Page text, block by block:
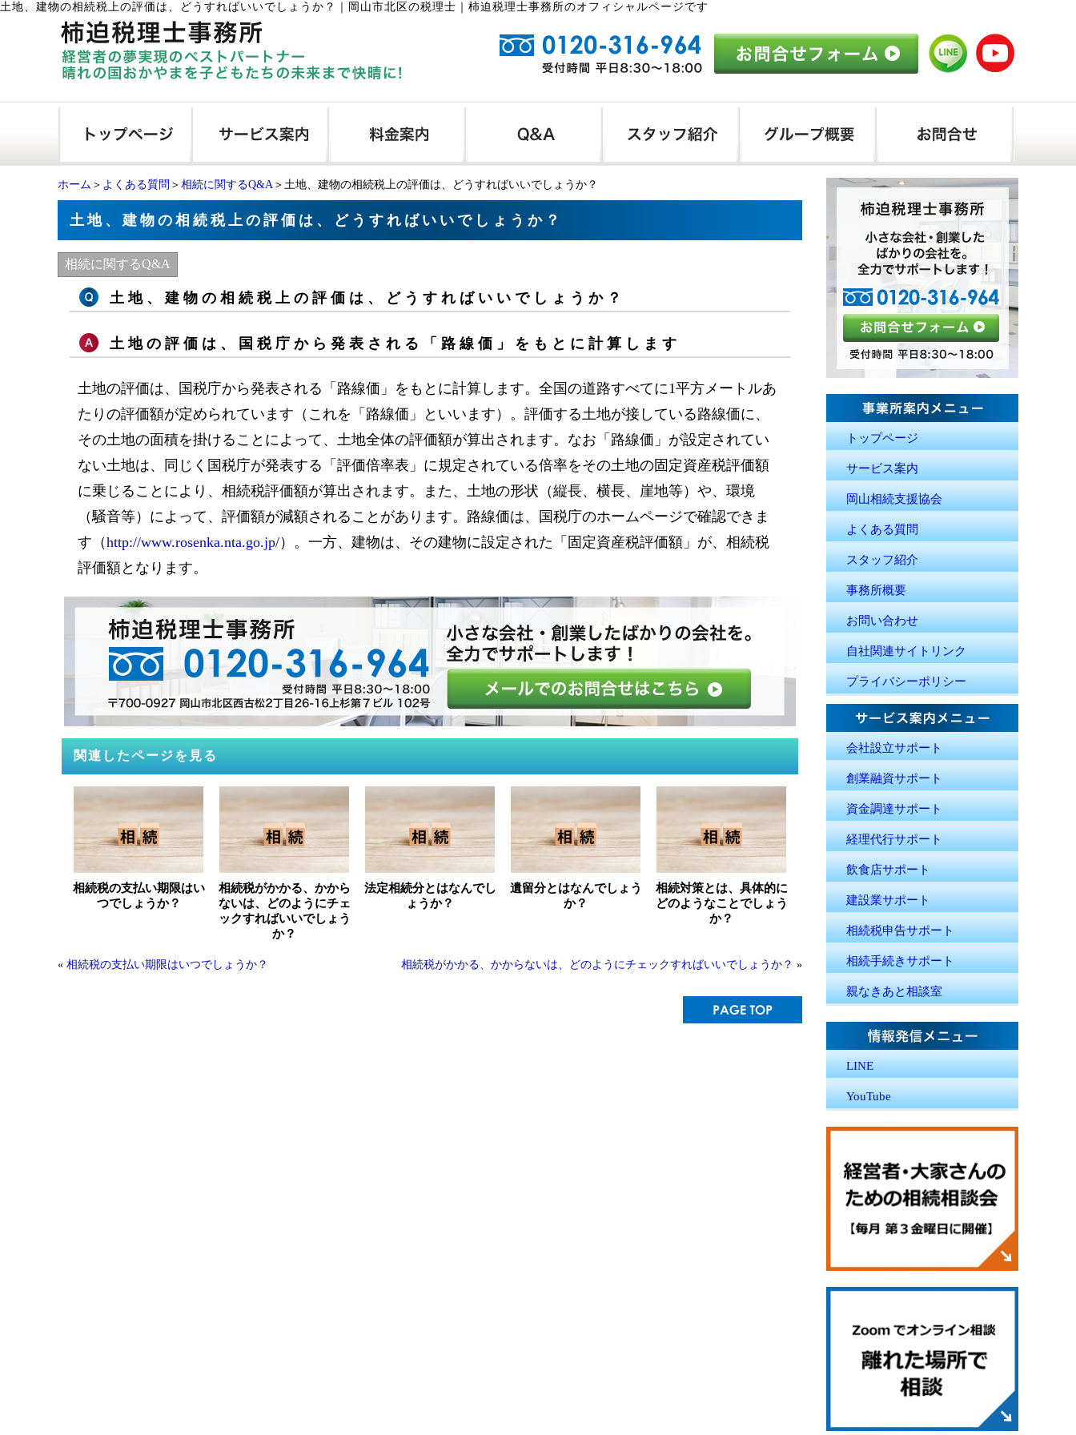
土地、建物の相続税上の評価は、どうすればいいでしょうか？ 岡山市北区の税理士｜柿迫税理士事務所のオフィシャルページです
ホーム ＞ よくある質問 ＞ 相続に関するQ&A ＞土地、建物の相続税上の評価は、どうすればいいでしょうか？
土地、建物の相続税上の評価は、どうすればいいでしょうか？
相続に関するQ&A
土地、建物の相続税上の評価は、どうすればいいでしょうか？
土地の評価は、国税庁から発表される「路線価」をもとに計算します
土地の評価は、国税庁から発表される「路線価」をもとに計算します。全国の道路すべてに1平方メートルあ
たりの評価額が定められています（これを「路線価」といいます）。評価する土地が接している路線価に、
その土地の面積を掛けることによって、土地全体の評価額が算出されます。なお「路線価」が設定されてい
ない土地は、同じく国税庁が発表する「評価倍率表」に規定されている倍率をその土地の固定資産税評価額
に乗じることにより、相続税評価額が算出されます。また、土地の形状（縦長、横長、崖地等）や、環境
（騒音等）によって、評価額が減額されることがあります。路線価は、国税庁のホームページで確認できま
す（http://www.rosenka.nta.go.jp/）。一方、建物は、その建物に設定された「固定資産税評価額」が、相続税
評価額となります。
関連したページを見る
相続税の支払い期限はい
つでしょうか？
相続税がかかる、かから
ないは、どのようにチェ
ックすればいいでしょう
か？
法定相続分とはなんでし
ょうか？
遺留分とはなんでしょう
か？
相続対策とは、具体的に
どのようなことでしょう
か？
« 相続税の支払い期限はいつでしょうか？ 相続税がかかる、かからないは、どのようにチェックすればいいでしょうか？ »
トップページ
サービス案内
岡山相続支援協会
よくある質問
スタッフ紹介
事務所概要
お問い合わせ
自社関連サイトリンク
プライバシーポリシー
会社設立サポート
創業融資サポート
資金調達サポート
経理代行サポート
飲食店サポート
建設業サポート
相続税申告サポート
相続手続きサポート
親なきあと相談室
LINE
YouTube